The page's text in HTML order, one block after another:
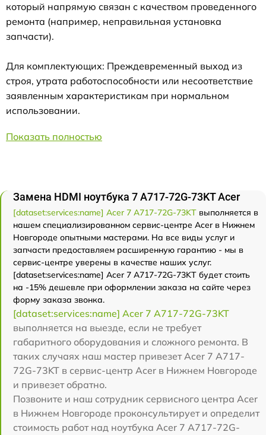
который напрямую связан с качеством проведенного
ремонта (например, неправильная установка
запчасти).
Для комплектующих: Преждевременный выход из
строя, утрата работоспособности или несоответствие
заявленным характеристикам при нормальном
использовании.
Показать полностью
Замена HDMI ноутбука 7 A717-72G-73KT Acer
[dataset:services:name] Acer 7 A717-72G-73KT выполняется в
нашем специализированном сервис-центре Acer в Нижнем
Новгороде опытными мастерами. На все виды услуг и
запчасти предоставляем расширенную гарантию - мы в
сервис-центре уверены в качестве наших услуг.
[dataset:services:name] Acer 7 A717-72G-73KT будет стоить
на -15% дешевле при оформлении заказа на сайте через
форму заказа звонка.
[dataset:services:name] Acer 7 A717-72G-73KT
выполняется на выезде, если не требует
габаритного оборудования и сложного ремонта. В
таких случаях наш мастер привезет Acer 7 A717-
72G-73KT в сервис-центр Acer в Нижнем Новгороде
и привезет обратно.
Позвоните и наш сотрудник сервисного центра Acer
в Нижнем Новгороде проконсультирует и определит
стоимость работ над ноутбука Acer 7 A717-72G-